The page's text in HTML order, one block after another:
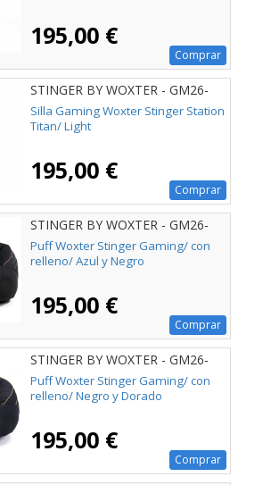
195,00 €
Comprar
STINGER BY WOXTER - GM26-
113
Silla Gaming Woxter Stinger Station
Titan/ Light
195,00 €
Comprar
STINGER BY WOXTER - GM26-
114
Puff Woxter Stinger Gaming/ con
relleno/ Azul y Negro
195,00 €
Comprar
STINGER BY WOXTER - GM26-
115
Puff Woxter Stinger Gaming/ con
relleno/ Negro y Dorado
195,00 €
Comprar